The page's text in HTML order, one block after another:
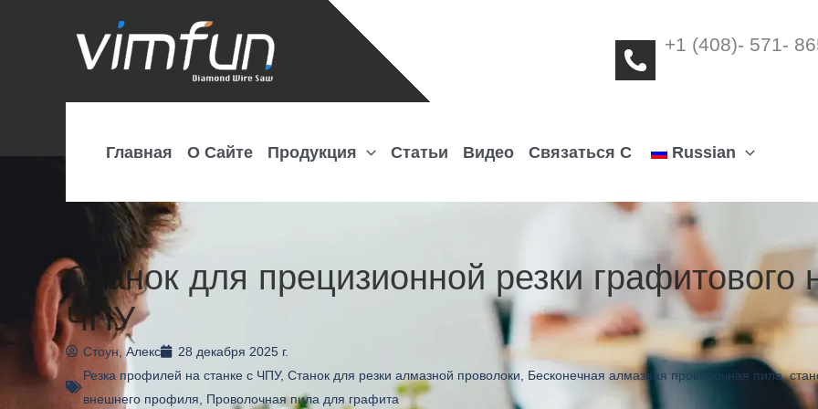
содержимому
+1 (408)- 571-
Главная О Сайте Продукция Статьи Видео Связаться С Russian
Станок для прецизионной резки
ЧПУ
Стоун, Алекс
28 декабря 2025 г.
Резка профилей на станке с ЧПУ, Станок для резки алмазной проволоки Бесконечная алмазная проволочная пила,
внешнего профиля
Проволочная пила для графита